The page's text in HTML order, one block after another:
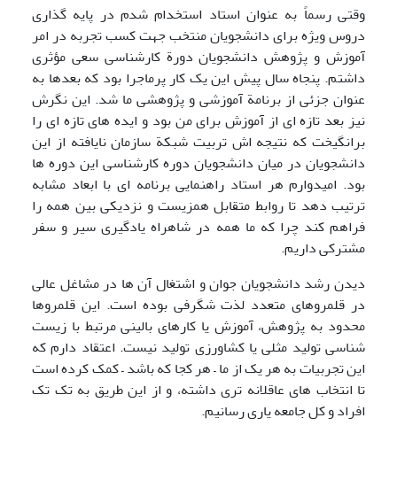
وقتی رسماً به عنوان استاد استخدام شدم در پایه گذاری
دروس ویژه برای دانشجویان منتخب جهت کسب تجربه در امر
آموزش و پژوهش دانشجویان دورة کارشناسی سعی مؤثری
داشتم. پنجاه سال پیش این یک کار پرماجرا بود که بعدها به
عنوان جزئی از برنامة آموزشی و پژوهشی ما شد. این نگرش
نیز بعد تازه ای از آموزش برای من بود و ایده های تازه ای را
برانگیخت که نتیجه اش تربیت شبکة سازمان نایافته از این
دانشجویان در میان دانشجویان دوره کارشناسی این دوره ها
بود. امیدوارم هر استاد راهنمایی برنامه ای با ابعاد مشابه
ترتیب دهد تا روابط متقابل همزیست و نزدیکی بین همه را
فراهم کند چرا که ما همه در شاهراه یادگیری سیر و سفر
مشترکی داریم.
دیدن رشد دانشجویان جوان و اشتغال آن ها در مشاغل عالی
در قلمروهای متعدد لذت شگرفی بوده است. این قلمروها
محدود به پژوهش، آموزش یا کارهای بالینی مرتبط با زیست
شناسی تولید مثلی یا کشاورزی تولید نیست. اعتقاد دارم که
این تجربیات به هر یک از ما – هر کجا که باشد – کمک کرده است
تا انتخاب های عاقلانه تری داشته، و از این طریق به تک تک
افراد و کل جامعه یاری رسانیم.